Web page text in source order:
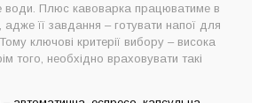
води. Плюс кавоварка працюватиме в
адже її завдання – готувати напої для
ключові критерії вибору – висока
того, необхідно враховувати такі